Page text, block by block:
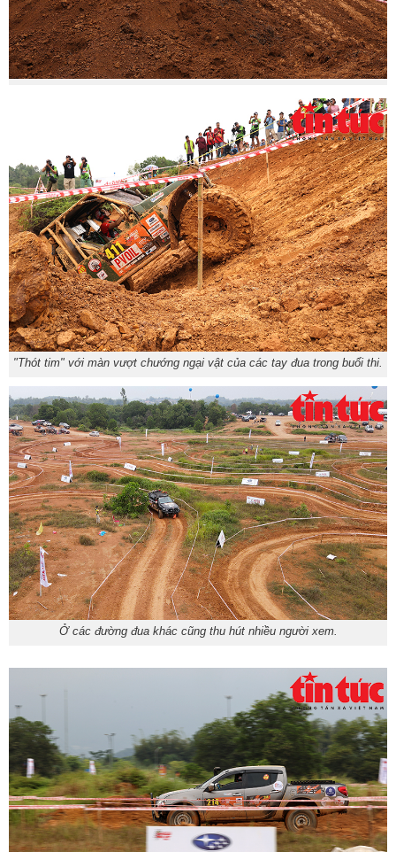
"Thót tim" với màn vượt chướng ngại vật của các tay đua trong buổi thi.
Ở các đường đua khác cũng thu hút nhiều người xem.